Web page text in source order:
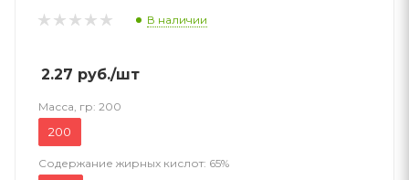
В наличии
2.27 руб./шт
Масса, гр: 200
200
Содержание жирных кислот: 65%